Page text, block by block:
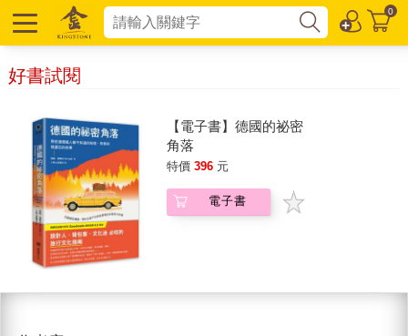
0
好書試閱
【電子書】德國的祕密
角落
特價 396 元
電子書